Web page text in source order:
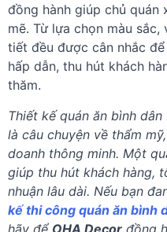
đồng hành giúp chủ quán
mẽ. Từ lựa chọn màu
tiết đều được cân nhắc
hấp dẫn, thu hút khách
thăm.
Thiết kế quán ăn bình
là câu chuyện về thẩm
doanh thông minh. Một
giúp thu hút khách hàng,
nhuận lâu dài. Nếu bạn
kế thi công quán ăn bình